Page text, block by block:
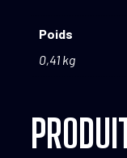
Poids
0,41 kg